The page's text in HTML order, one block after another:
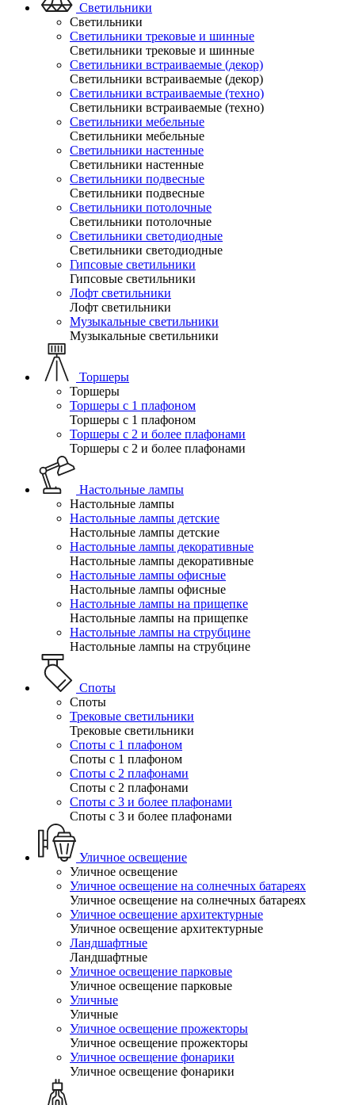
Светильники
Светильники
Светильники трековые и шинные
Светильники трековые и шинные
Светильники встраиваемые (декор)
Светильники встраиваемые (декор)
Светильники встраиваемые (техно)
Светильники встраиваемые (техно)
Светильники мебельные
Светильники мебельные
Светильники настенные
Светильники настенные
Светильники подвесные
Светильники подвесные
Светильники потолочные
Светильники потолочные
Светильники светодиодные
Светильники светодиодные
Гипсовые светильники
Гипсовые светильники
Лофт светильники
Лофт светильники
Музыкальные светильники
Музыкальные светильники
Торшеры
Торшеры
Торшеры с 1 плафоном
Торшеры с 1 плафоном
Торшеры с 2 и более плафонами
Торшеры с 2 и более плафонами
Настольные лампы
Настольные лампы
Настольные лампы детские
Настольные лампы детские
Настольные лампы декоративные
Настольные лампы декоративные
Настольные лампы офисные
Настольные лампы офисные
Настольные лампы на прищепке
Настольные лампы на прищепке
Настольные лампы на струбцине
Настольные лампы на струбцине
Споты
Споты
Трековые светильники
Трековые светильники
Споты с 1 плафоном
Споты с 1 плафоном
Споты с 2 плафонами
Споты с 2 плафонами
Споты с 3 и более плафонами
Споты с 3 и более плафонами
Уличное освещение
Уличное освещение
Уличное освещение на солнечных батареях
Уличное освещение на солнечных батареях
Уличное освещение архитектурные
Уличное освещение архитектурные
Ландшафтные
Ландшафтные
Уличное освещение парковые
Уличное освещение парковые
Уличные
Уличные
Уличное освещение прожекторы
Уличное освещение прожекторы
Уличное освещение фонарики
Уличное освещение фонарики